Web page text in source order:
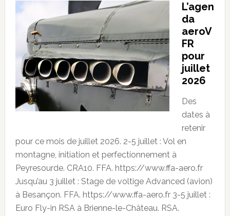
L’agen
da
aeroV
FR
pour
juillet
2026
Des
dates à
retenir
pour ce mois de juillet 2026. 2-5 juillet : Vol en
montagne, initiation et perfectionnement à
Peyresourde. CRA10. FFA. https://www.ffa-aero.fr
Jusqu’au 3 juillet : Stage de voltige Advanced (avion)
à Besançon. FFA. https://www.ffa-aero.fr 3-5 juillet :
Euro Fly-in RSA à Brienne-le-Château. RSA.